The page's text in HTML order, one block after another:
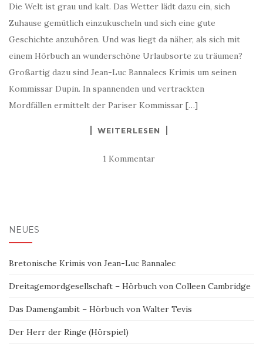
Die Welt ist grau und kalt. Das Wetter lädt dazu ein, sich
Zuhause gemütlich einzukuscheln und sich eine gute
Geschichte anzuhören. Und was liegt da näher, als sich mit
einem Hörbuch an wunderschöne Urlaubsorte zu träumen?
Großartig dazu sind Jean-Luc Bannalecs Krimis um seinen
Kommissar Dupin. In spannenden und vertrackten
Mordfällen ermittelt der Pariser Kommissar […]
WEITERLESEN
1 Kommentar
NEUES
Bretonische Krimis von Jean-Luc Bannalec
Dreitagemordgesellschaft – Hörbuch von Colleen Cambridge
Das Damengambit – Hörbuch von Walter Tevis
Der Herr der Ringe (Hörspiel)